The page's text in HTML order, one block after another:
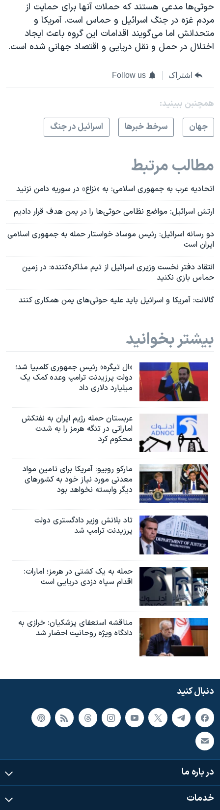
حوثی‌ها مدعی هستند که حملات آنها برای حمایت از
مردم غزه در جنگ اسرائیل و حماس است. آمریکا و
متحدانش اما می‌گویند اقدامات این گروه باعث ایجاد
اختلال در حمل و نقل دریایی و اقتصاد جهانی شده است.
اشتراک Follow us
همچنبن ببینید:
جهان
سرخط خبرها اسرائیل در جنگ
مطالب مرتبط
اتحادیه عرب به جمهوری اسلامی: به «نزاع» در سوریه دامن نزنید
ارتش اسرائیل: مواضع نظامی حوثی‌ها را در یمن هدف قرار دادیم
دو رسانه اسرائيل: رئیس موساد خواستار حمله به جمهوری اسلامی
ایران است
انتقاد دفتر نخست وزیری اسرائیل از تیم مذاکره‌کننده: در زمین
حماس بازی نکنید
گالانت: آمریکا و اسرائیل باید علیه حوثی‌های یمن همکاری کنند
بیشتر بخوانید
«ال تیگره» رئیس جمهوری کلمبیا شد؛
دولت پرزیدنت ترامپ وعده کمک یک
میلیارد دلاری داد
عربستان حمله رژیم ایران به نفتکش
اماراتی در تنگه هرمز را به‌ شدت
محکوم کرد
مارکو روبیو: آمریکا برای تامین مواد
معدنی مورد نیاز خود به کشورهای
دیگر وابسته نخواهد بود
تاد بلانش وزیر دادگستری دولت
پرزیدنت ترامپ شد
حمله به یک کشتی در هرمز؛ امارات:
اقدام سپاه دزدی دریایی است
مناقشه استعفای پزشکیان: خرازی به
دادگاه ویژه روحانیت احضار شد
دنبال کنید
در باره ما
خدمات